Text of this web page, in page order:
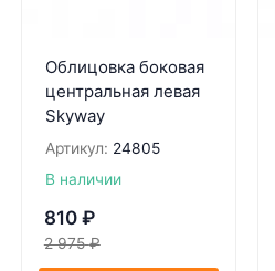
Облицовка боковая
центральная левая
Skyway
Артикул: 24805
В наличии
810 ₽
2 975 ₽